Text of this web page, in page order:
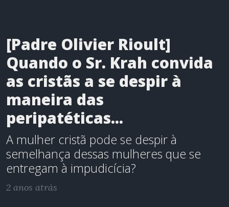
[Padre Olivier Rioult]
Quando o Sr. Krah convida
as cristãs a se despir à
maneira das
peripatéticas...
A mulher cristã pode se despir à
semelhança dessas mulheres que se
entregam à impudicícia?
2 anos atrás